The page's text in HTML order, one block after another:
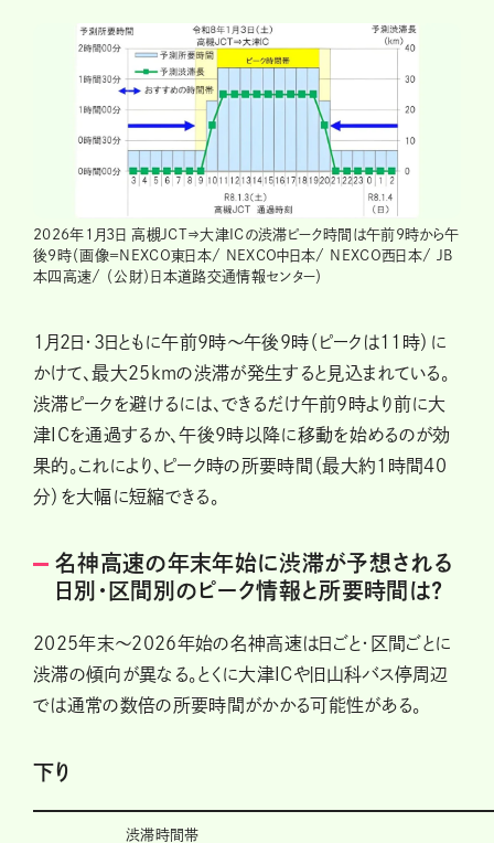
2026年1月3日 高槻JCT⇒大津ICの渋滞ピーク時間は午前9時から午
後9時（画像＝NEXCO東日本/ NEXCO中日本/ NEXCO西日本/ JB
本四高速/ （公財）日本道路交通情報センター）
1月2日・3日ともに午前9時〜午後9時（ピークは11時）に
かけて、最大25kmの渋滞が発生すると見込まれている。
渋滞ピークを避けるには、できるだけ午前9時より前に大
津ICを通過するか、午後9時以降に移動を始めるのが効
果的。これにより、ピーク時の所要時間（最大約1時間40
分）を大幅に短縮できる。
名神高速の年末年始に渋滞が予想される
日別・区間別のピーク情報と所要時間は?
2025年末〜2026年始の名神高速は日ごと・区間ごとに
渋滞の傾向が異なる。とくに大津ICや旧山科バス停周辺
では通常の数倍の所要時間がかかる可能性がある。
下り
渋滞時間帯